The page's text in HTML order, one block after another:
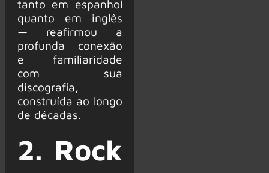
tanto em espanhol
quanto em inglês
— reafirmou a
profunda conexão
e familiaridade
com sua
discografia,
construída ao longo
de décadas.
2. Rock